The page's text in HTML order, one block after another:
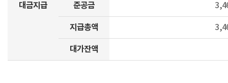
대금지급 준공금
지급총액
대가잔액